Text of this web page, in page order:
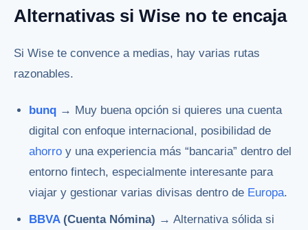
Alternativas si Wise no te encaja
Si Wise te convence a medias, hay varias rutas
razonables.
bunq → Muy buena opción si quieres una cuenta
digital con enfoque internacional, posibilidad de
ahorro y una experiencia más “bancaria” dentro del
entorno fintech, especialmente interesante para
viajar y gestionar varias divisas dentro de Europa.
BBVA(Cuenta Nómina) → Alternativa sólida si